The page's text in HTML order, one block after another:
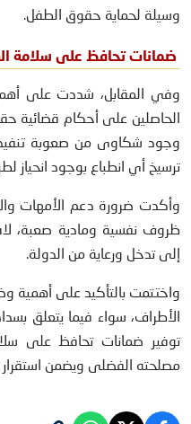
وسيلة لحماية حقوق الطفل.
ضمانات تحافظ على سلامة
وفي المقابل، شددت على
الحاصلين على أحكام قضائية
وجود شكاوى من صعوبة تنفيذ
ترسيخ أي انطباع بوجود انحياز
وأكدت ضرورة دعم الأمهات
ظروف نفسية ومادية صعبة،
إلى تدخل ورعاية من الدولة.
واختتمت بالتأكيد على أهمية
الأطراف، سواء فيما يتعلق
توفير ضمانات تحافظ على
مصلحته الفضلى ويضمن استقرار